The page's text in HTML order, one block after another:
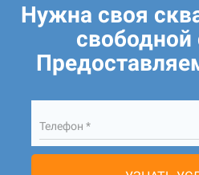
Нужна своя
Телефон *